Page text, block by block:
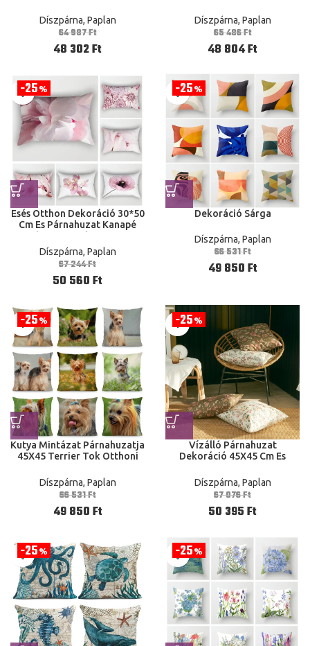
Párnahuzat 45X45 Cm Yl046
Díszpárna, Paplan
64 987Ft
48 302Ft
Otthoni Dekoráció Tok
Díszpárna, Paplan
65 486Ft
48 804Ft
25%
Esés Otthon Dekoráció 30*50
Cm Es Párnahuzat Kanapé
50X70 Cm Cm Növényi
Díszpárna, Paplan
67 244Ft
50 560Ft
25%
Dekoráció Sárga
Díszpárna, Paplan
66 531Ft
49 850Ft
25%
Kutya Mintázat Párnahuzatja
45X45 Terrier Tok Otthoni
Díszpárna, Paplan
66 531Ft
49 850Ft
25%
Vízálló Párnahuzat
Dekoráció 45X45 Cm Es
Dekoráció
Díszpárna, Paplan
67 076Ft
50 395Ft
25% 25%